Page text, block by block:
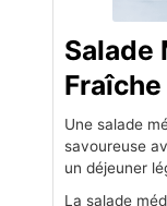
Salade
Une salade
savoureuse
un déjeuner
La salade